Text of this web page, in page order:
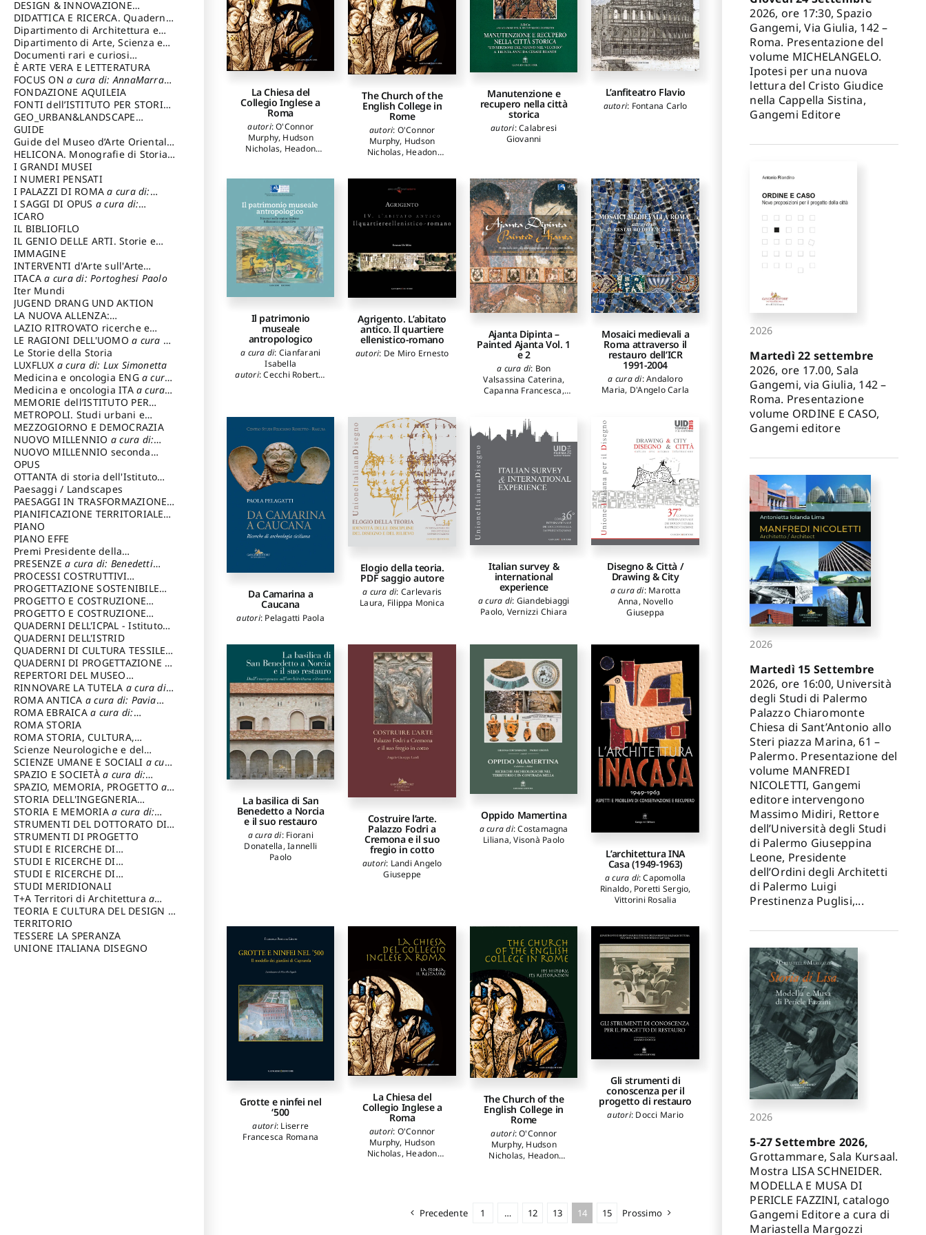
Romani,Francesca
Rosi,Daniele Ruggiero,
Maria Carla Sclocchi,
Antonio Sgamellotti,
Lucinia Speciale,Maria
Teresa Tanasi,Rosella
Tassone,Paola Valenti,
Margarita,Cerutti
Fusco Annarosa,
Ramieri Anna Maria,
Proietti Paola,Coliva
Anna,Petrocchi
Stefano,Pierdominici
Maria Costanza,
Carbonara Giovanni
La Chiesa del
Collegio Inglese a
Roma
autori:O'Connor
Murphy, Hudson
Nicholas, Headon
Champ Judith,Broggi
Angelo,Marascialli
Sara,Violini Paolo,
Riotta Claudio
The Church of the
English College in
Rome
autori: O'Connor
Murphy, Hudson
Nicholas, Headon
Champ Judith
Marascialli
,Violini Paolo
Riotta Claudio
Manutenzione e
recupero nella città
storica
autori:Calabresi
Giovanni
L’anfiteatro Flavio
autori: Fontana Carlo
Il patrimonio
museale
antropologico
a cura di: Cianfarani
Isabella
autori:Cecchi Roberto,
Forni Gaetano,
Griessmair Hans,Pan
Alexandra,
Giovanni,Perco
Daniela,Gri Gian
Paolo,Turci Mario,
Becucci Sandra,Papa
Cristina
Maria,Varrone
Sabrina,Lattanzi Vito,
Galli Quirino,Severini
Anna Rita,Caccia
Antonietta
Antonella
Lello,Mirizzi
Ottavio,Chimirri
Rosario,D'Agostino
Gabriella,Vibaek
Silvestrini Elisabetta
Agrigento. L’abitato
antico. Il quartiere
ellenistico-romano
autori: De Miro Ernesto
Ajanta Dipinta –
Painted Ajanta Vol. 1
e 2
a cura di: Bon
Valsassina Caterina,
Capanna Francesca,
Mosaici medievali a
Roma attraverso il
restauro dell’ICR
1991-2004
a cura di:Andaloro
Maria, D'Angelo Carla
Da Camarina a
Caucana
autori: Pelagatti Paola
Elogio della teoria.
PDF saggio autore
a cura di: Carlevaris
Laura, Filippa Monica
Italian survey &
international
experience
a cura di: Giandebiaggi
Paolo, Vernizzi Chiara
Disegno & Città /
Drawing & City
a cura di: Marotta
Anna, Novello
Giuseppa
La basilica di San
Benedetto a Norcia
e il suo restauro
a cura di: Fiorani
Donatella,Iannelli
Paolo
Costruire l’arte.
Palazzo Fodri a
Cremona e il suo
fregio in cotto
autori: Landi Angelo
Giuseppe
Oppido Mamertina
a cura di:Costamagna
Liliana,Visonà Paolo
L’architettura INA
Casa (1949-1963)
a cura di:Capomolla
Rinaldo, Poretti Sergio,
Vittorini Rosalia
Grotte e ninfei nel
‘500
autori: Liserre
Francesca Romana
La Chiesa del
Collegio Inglese a
Roma
autori: O'Connor
Murphy, Hudson
Nicholas, Headon
Violini Paolo
Riotta Claudio
The Church of the
English College in
Rome
autori:O'Connor
Murphy, Hudson
Nicholas, Headon
Violini Paolo,
Gli strumenti di
conoscenza per il
progetto di restauro
autori: Docci Mario
Precedente 1 … 12 13 14 15 Prossimo
DESIGN & INNOVAZIONE
TECNOLOGICAa cura di: Vallicelli
Andrea
DIDATTICA E RICERCA. Quaderni
della Scuola
Dipartimento di Architettura e
Analisi della Città Mediterranea
Dipartimento di Arte, Scienza e
Tecnica del Costuire
Documenti rari e curiosi
dall'Archivio Segreto
È ARTE VERA E LETTERATURA
FOCUS ONa cura di: AnnaMarra
Contemporanea
FONDAZIONE AQUILEIA
FONTI dell’ISTITUTO PER STORIA
DEL RISORGIMENTO
GEO_URBAN&LANDSCAPE
PLANNING (GULP)
Trusiani Elio
GUIDE
Guide del Museo d’Arte Orientale
“Giuseppe Tucci”
HELICONA. Monografie di Storia
dell'Artea cura di: Gallo Marco
I GRANDI MUSEI
I NUMERI PENSATI
I PALAZZI DI ROMAa cura di:
Ippoliti Alessandro
I SAGGI DI OPUS a cura di:
Scalesse Tommaso
ICARO
IL BIBLIOFILO
IL GENIO DELLE ARTI. Storie e
interpretazione
IMMAGINE
INTERVENTI d'Arte sull'Arte
dedicata alla cultura della
conservazione d’arte
Fondazione Paola Droghetti onlus
ITACAa cura di: Portoghesi Paolo
Iter Mundi
JUGEND DRANG UND AKTION
LA NUOVA ALLENZA:
ARCHITETTURA & AMBIENTE
LAZIO RITROVATO ricerche e
restauri
LE RAGIONI DELL'UOMOa cura di:
Lombardi Satriani Luigi
Le Storie della Storia
LUXFLUX a cura di: Lux Simonetta
Medicina e oncologia ENG a cura
di: Lopez Massimo
Medicina e oncologia ITA a cura
di: Lopez Massimo
MEMORIE dell’ISTITUTO PER
STORIA DEL RISORGIMENTO
METROPOLI. Studi urbani e
regionali
MEZZOGIORNO E DEMOCRAZIA
NUOVO MILLENNIO a cura di:
Capaldo Pellegrino
NUOVO MILLENNIO seconda
serie
Francesco
OPUS
OTTANTA di storia dell'Istituto
storia dell’Istitutoa cura di:
Cavalieri Patrizia
Paesaggi / Landscapes
PAESAGGI IN TRASFORMAZIONEa
cura di: Corti Enrico A.
PIANIFICAZIONE TERRITORIALE
URBANISTICA ED AMBIENTALE
cura di: Costa Enrico
PIANO
PIANO EFFE
Premi Presidente della
Repubblica
PRESENZEa cura di: Benedetti
Sandro
PROCESSI COSTRUTTIVI
DELL'ARCHITETTURAa cura di:
Ippoliti Alessandro
PROGETTAZIONE SOSTENIBILE
PARTECIPATA
PROGETTO E COSTRUZIONE
DELL’ARCHITETTURA
PROGETTO E COSTRUZIONE
SOSTENIBILE
QUADERNI DELL'ICPAL - Istituto
centrale per il restauro e la
conservazione del patrimonio
archivistico e librario
QUADERNI DELL'ISTRID
QUADERNI DI CULTURA TESSILEa
cura di: Crispolti Livia
QUADERNI DI PROGETTAZIONE a
cura di: Giura Longo Tommaso
REPERTORI DEL MUSEO
CENTRALE DEL RISORGIMENTOa
cura di: Pizzo Marco
RINNOVARE LA TUTELA a cura di:
Cicalò Enrico
ROMA ANTICA a cura di: Pavia
Carlo
ROMA EBRAICAa cura di:
Procaccia Claudio
ROMA STORIA
ROMA STORIA, CULTURA,
IMMAGINEa cura di: Fagiolo
Marcello
Scienze Neurologiche e del
Comportamento
SCIENZE UMANE E SOCIALI a cura
di: Iannizzi Salvatore
SPAZIO E SOCIETÀa cura di:
Cassetti Roberto
SPAZIO, MEMORIA, PROGETTOa
cura di: Rossi Massimo
STORIA DELL'INGEGNERIA
STRUTTURALE IN ITALIAa cura di:
Poretti Sergio
STORIA E MEMORIAa cura di:
Rossi Lauro
STRUMENTI DEL DOTTORATO DI
RICERCA IN RILIEVO E
RAPPRESENTAZIONE
DELL’ARCHITETTURA E
DELL’AMBIENTEa cura di: Migliari
Riccardo
STRUMENTI DI PROGETTO
STUDI E RICERCHE DI
ARCHEOLOGIA IN SICILIA
di: Pelagatti Paola
STUDI E RICERCHE DI
ARCHITETTURA del Dipartimento
di Architettura Università degli
Studi G. d' Annunzio
STUDI E RICERCHE DI
ARCHITETTURA del Dipartimento
di Architettura Università degli
Studi G. d' Annunzio, Chieti-
Pescaraa cura di: Fusero Paolo
STUDI MERIDIONALI
T+A Territori di Architetturaa
cura di: Ramazzotti Luigi
TEORIA E CULTURA DEL DESIGN a
cura di: Furlanis Giuseppe
TERRITORIO
TESSERE LA SPERANZA
UNIONE ITALIANA DISEGNO
2026, ore 17:30, Spazio
Gangemi, Via Giulia, 142 –
Roma. Presentazione del
volume MICHELANGELO.
Ipotesi per una nuova
lettura del Cristo Giudice
nella Cappella Sistina,
Gangemi Editore
2026
Martedì 22 settembre
2026, ore 17.00, Sala
Gangemi, via Giulia, 142 –
Roma. Presentazione
volume ORDINE E CASO,
Gangemi editore
2026
Martedì 15 Settembre
2026, ore 16:00, Università
degli Studi di Palermo
Palazzo Chiaromonte
Chiesa di Sant’Antonio allo
Steri piazza Marina, 61 –
Palermo. Presentazione del
volume MANFREDI
NICOLETTI, Gangemi
editore intervengono
Massimo Midiri, Rettore
dell’Università degli Studi
di Palermo Giuseppina
Leone, Presidente
dell’Ordini degli Architetti
di Palermo Luigi
Prestinenza Puglisi,...
2026
5-27 Settembre 2026,
Grottammare, Sala Kursaal.
Mostra LISA SCHNEIDER.
MODELLA E MUSA DI
PERICLE FAZZINI, catalogo
Gangemi Editore a cura di
Mariastella Margozzi